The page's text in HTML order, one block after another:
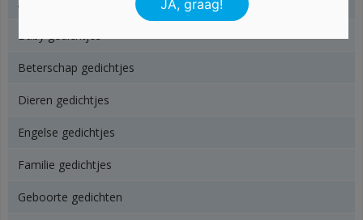
Baby gedichtjes
Beterschap gedichtjes
Dieren gedichtjes
Engelse gedichtjes
Familie gedichtjes
Geboorte gedichten